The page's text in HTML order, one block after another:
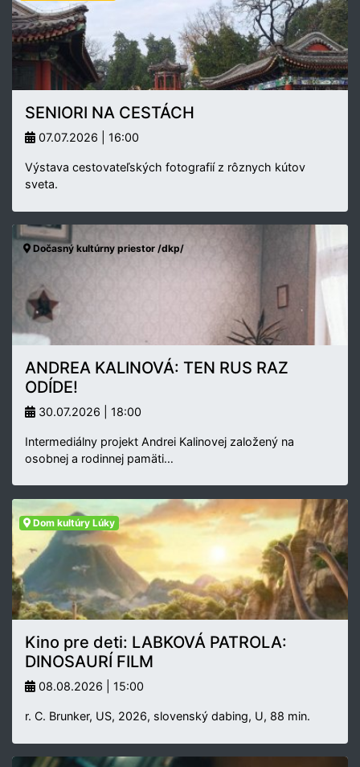
SENIORI NA CESTÁCH
07.07.2026 | 16:00
Výstava cestovateľských fotografií z rôznych kútov
sveta.
Dočasný kultúrny priestor /dkp/
ANDREA KALINOVÁ: TEN RUS RAZ
ODÍDE!
30.07.2026 | 18:00
Intermediálny projekt Andrei Kalinovej založený na
osobnej a rodinnej pamäti…
Dom kultúry Lúky
Kino pre deti: LABKOVÁ PATROLA:
DINOSAURÍ FILM
08.08.2026 | 15:00
r. C. Brunker, US, 2026, slovenský dabing, U, 88 min.